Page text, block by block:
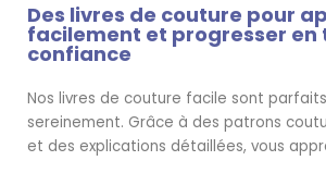
Des livres de couture pour
facilement et progresser en
confiance
Nos livres de couture facile sont
sereinement. Grâce à des patrons
et des explications détaillées, vous